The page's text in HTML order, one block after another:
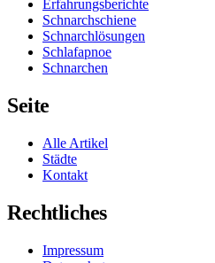
Erfahrungsberichte
Schnarchschiene
Schnarchlösungen
Schlafapnoe
Schnarchen
Seite
Alle Artikel
Städte
Kontakt
Rechtliches
Impressum